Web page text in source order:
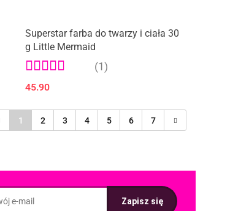
Superstar farba do twarzy i ciała 30
g Little Mermaid
(1)
45.90
1 2 3 4 5 6 7